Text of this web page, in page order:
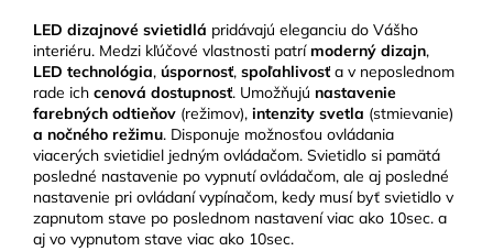
LED dizajnové svietidlá pridávajú eleganciu do Vášho
interiéru. Medzi kľúčové vlastnosti patrímoderný dizajn,
LED technológia, úspornosť, spoľahlivosť a v neposlednom
rade ich cenová dostupnosť. Umožňujú nastavenie
farebných odtieňov (režimov), intenzity svetla (stmievanie)
a nočného režimu. Disponuje možnosťou ovládania
viacerých svietidiel jedným ovládačom. Svietidlo si pamätá
posledné nastavenie po vypnutí ovládačom, ale aj posledné
nastavenie pri ovládaní vypínačom, kedy musí byť svietidlo v
zapnutom stave po poslednom nastavení viac ako 10sec. a
aj vo vypnutom stave viac ako 10sec.